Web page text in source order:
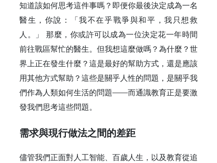
知道該如何思考這件事嗎？即便你最後決定成為一名
醫生，你說：「我不在乎戰爭與和平，我只想救
人。」 那麼，你或許可以成為一位決定花一年時間
前往戰區幫忙的醫生。但我想這麼做嗎？為什麼？世
界上正在發生什麼？這是最好的幫助方式，還是應該
用其他方式幫助？這些是關乎人性的問題，是關乎我
們作為人類如何生活的問題——而通識教育正是要激
發我們思考這些問題。
需求與現行做法之間的差距
儘管我們正面對人工智能、百歲人生，以及教育從追